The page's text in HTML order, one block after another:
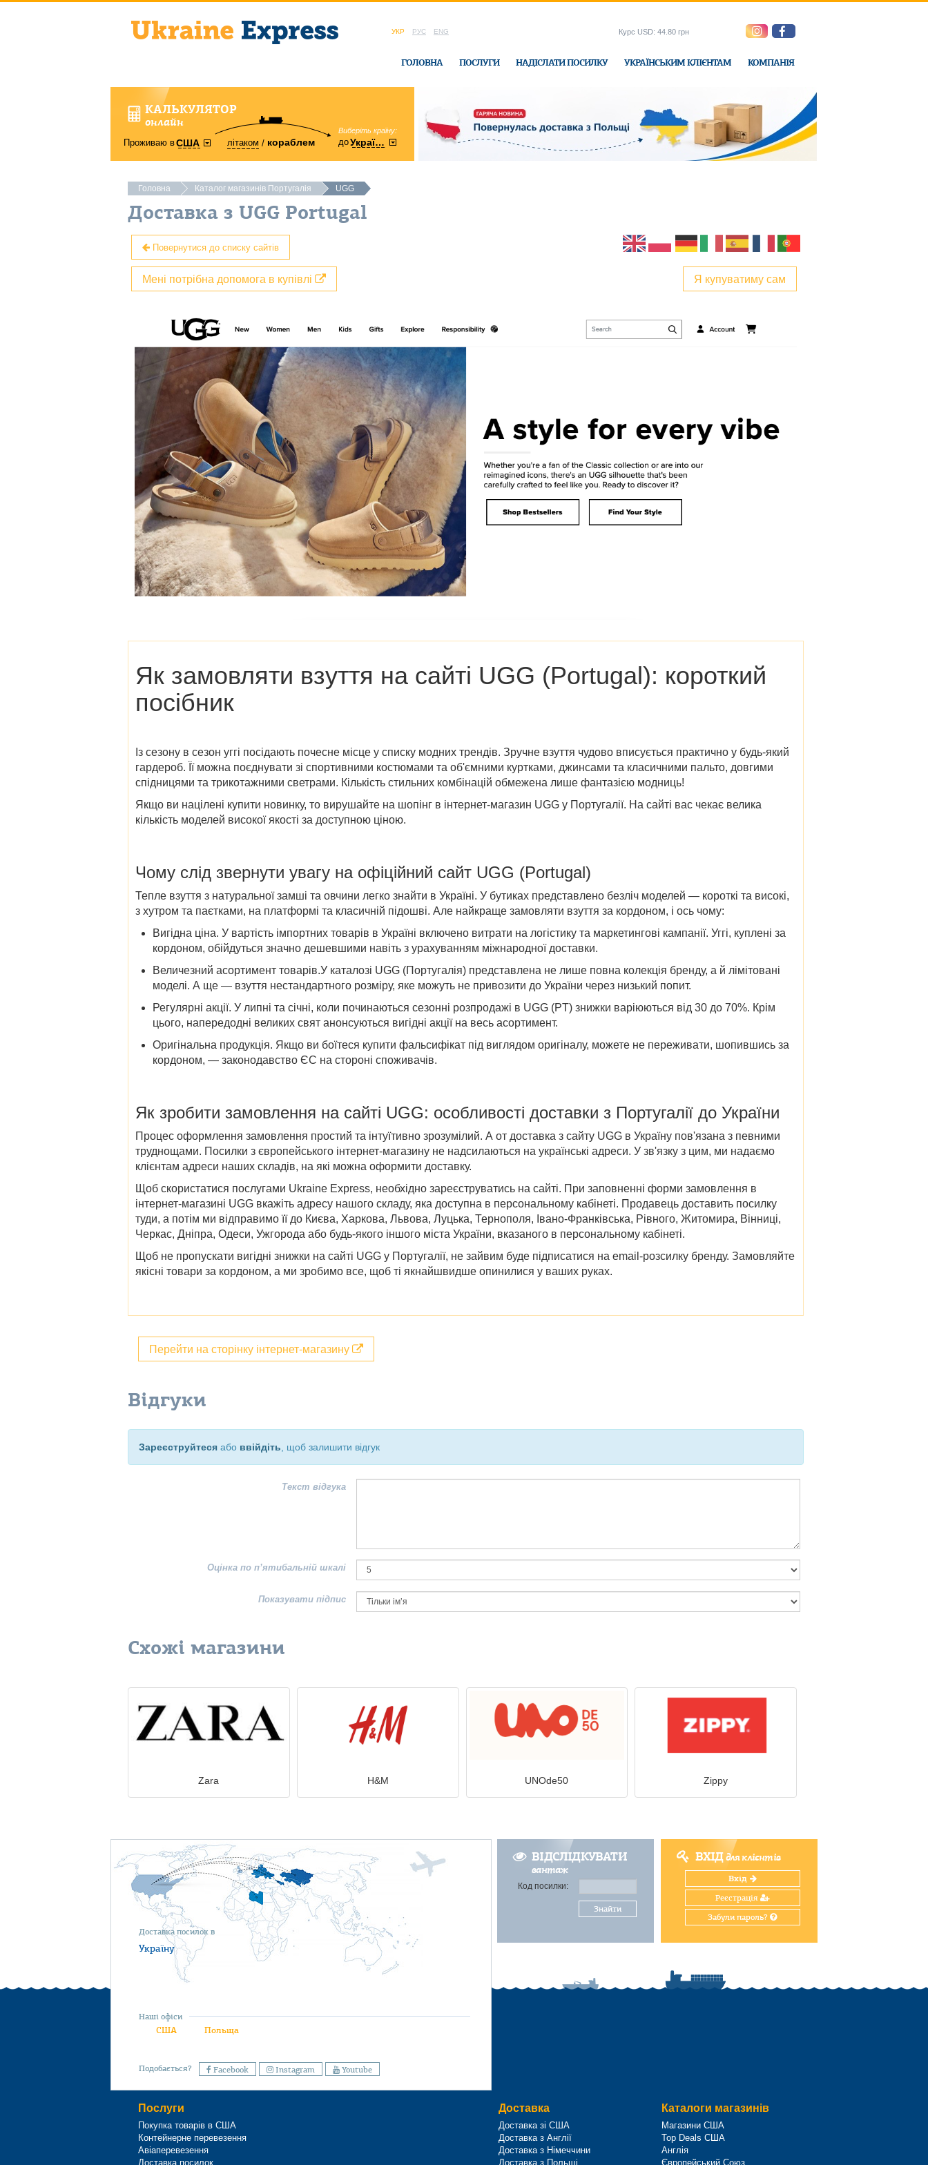
УКР РУС ENG
ГОЛОВНА ПОСЛУГИ НАДІСЛАТИ ПОСИЛКУ УКРАЇНСЬКИМ КЛІЄНТАМ КОМПАНІЯ
Курс USD: 44.80 грн
КАЛЬКУЛЯТОР
онлайн
Проживаю вСША літаком кораблем
Виберіть країну:
доУкраїни
область:
Вінницька в офісі Ukraine-Express
Головна Каталог магазинів Португалія UGG
Доставка з UGG Portugal
Повернутися до списку сайтів
Я купуватиму сам
Мені потрібна допомога в купівлі
Як замовляти взуття на сайті UGG (Portugal): короткий
посібник
Із сезону в сезон уггі посідають почесне місце у списку модних трендів. Зручне взуття чудово вписується практично у будь-який
гардероб. Її можна поєднувати зі спортивними костюмами та об'ємними куртками, джинсами та класичними пальто, довгими
спідницями та трикотажними светрами. Кількість стильних комбінацій обмежена лише фантазією модниць!
Якщо ви націлені купити новинку, то вирушайте на шопінг в інтернет-магазин UGG у Португалії. На сайті вас чекає велика
кількість моделей високої якості за доступною ціною.
Чому слід звернути увагу на офіційний сайт UGG (Portugal)
Тепле взуття з натуральної замші та овчини легко знайти в Україні. У бутиках представлено безліч моделей — короткі та високі,
з хутром та паєтками, на платформі та класичній підошві. Але найкраще замовляти взуття за кордоном, і ось чому:
Вигідна ціна. У вартість імпортних товарів в Україні включено витрати на логістику та маркетингові кампанії. Уггі, куплені за
кордоном, обійдуться значно дешевшими навіть з урахуванням міжнародної доставки.
Величезний асортимент товарів.У каталозі UGG (Португалія) представлена не лише повна колекція бренду, а й лімітовані
моделі. А ще — взуття нестандартного розміру, яке можуть не привозити до України через низький попит.
Регулярні акції. У липні та січні, коли починаються сезонні розпродажі в UGG (PT) знижки варіюються від 30 до 70%. Крім
цього, напередодні великих свят анонсуються вигідні акції на весь асортимент.
Оригінальна продукція. Якщо ви боїтеся купити фальсифікат під виглядом оригіналу, можете не переживати, шопившись за
кордоном, — законодавство ЄС на стороні споживачів.
Як зробити замовлення насайті UGG: особливості доставки з Португалії до України
Процес оформлення замовлення простий та інтуїтивно зрозумілий. А от доставка з сайту UGG в Україну пов'язана з певними
труднощами. Посилки з європейського інтернет-магазину не надсилаються на українські адреси. У зв'язку з цим, ми надаємо
клієнтам адреси наших складів, на які можна оформити доставку.
Щоб скористатися послугами Ukraine Express, необхідно зареєструватись на сайті. При заповненні форми замовлення в
інтернет-магазині UGG вкажіть адресу нашого складу, яка доступна в персональному кабінеті. Продавець доставить посилку
туди, а потім ми відправимо її до Києва, Харкова, Львова, Луцька, Тернополя, Івано-Франківська, Рівного, Житомира, Вінниці,
Черкас, Дніпра, Одеси, Ужгорода або будь-якого іншого міста України, вказаного в персональному кабінеті.
Щоб не пропускати вигідні знижки на сайті UGG у Португалії, не зайвим буде підписатися на email-розсилку бренду. Замовляйте
якісні товари за кордоном, а ми зробимо все, щоб ті якнайшвидше опинилися у ваших руках.
Перейти на сторінку інтернет-магазину
Відгуки
Зареєструйтеся або ввійдіть , щоб залишити відгук
Текст відгука
Оцінка по п’ятибальній шкалі
Показувати підпис
Схожі магазини
Zara H&M UNOde50 Zippy
ВІДСЛІДКУВАТИ
вантаж
Код посилки:
Знайти
ВХІДдля клієнтів
Вхід
Реєстрація
Забули пароль?
Доставка посилок в
Україну
Наші офіси
США Польща
Подобається? Facebook Instagram Youtube
Послуги
Покупка товарів в США
Контейнерне перевезення
Авіаперевезення
Доставка посилок
Доставка
Доставка зі США
Доставка з Англії
Доставка з Німеччини
Доставка з Польщі
Каталоги магазинів
Магазини США
Top Deals США
Англія
Європейський Союз